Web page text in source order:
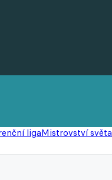
ligaMistrovství světa